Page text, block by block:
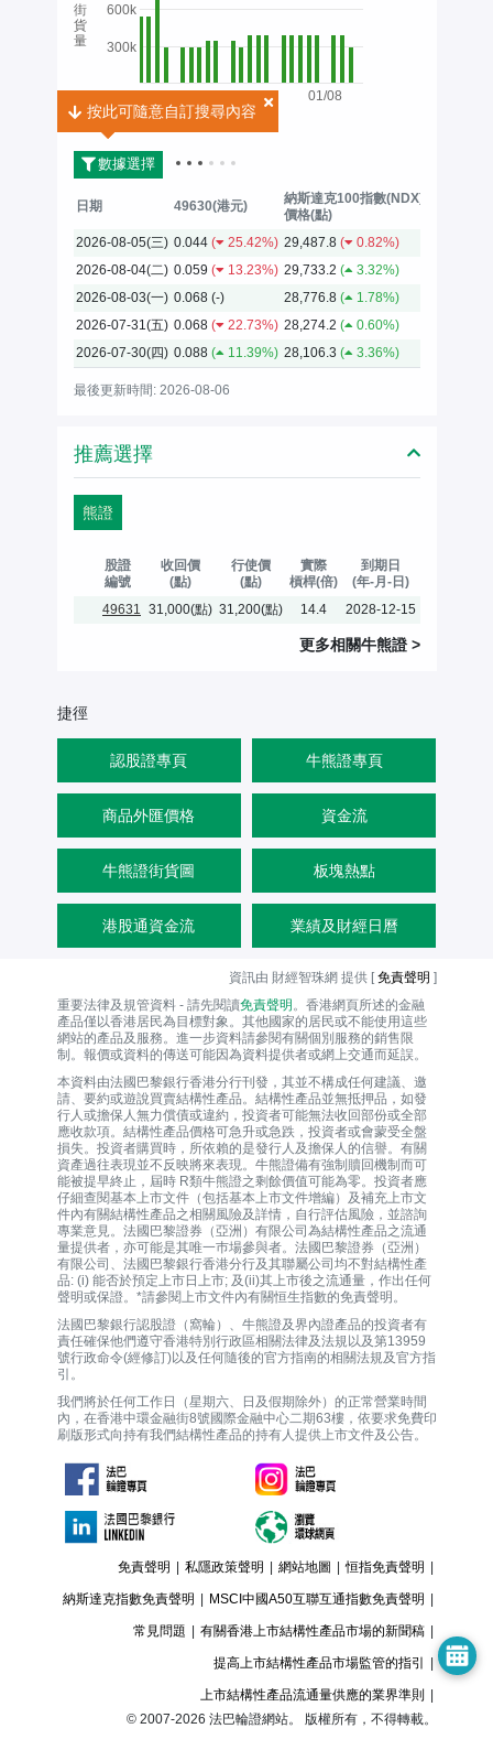
01/08
300k
600k
2026
街
貨
量
數據選擇
按此可隨意自訂搜尋內容
按此可隨意自訂搜尋內容
日期 49630(港元)
納斯達克100指數(NDX)
價格(點)
2026-08-05(三) 0.044 ( 25.42%) 29,487.8 (
0.82%)
2026-08-04(二) 0.059 ( 13.23%) 29,733.2 (
3.32%)
2026-08-03(一) 0.068 (-) 28,776.8 (
1.78%)
2026-07-31(五) 0.068 ( 22.73%) 28,274.2 (
0.60%)
2026-07-30(四) 0.088 ( 11.39%) 28,106.3 ( 3.36%)
最後更新時間: 2026-08-06
推薦選擇
熊證
股證
編號
收回價
(點)
行使價
(點)
實際
槓桿(倍)
到期日
(年-月-日)
49631 31,000(點) 31,200(點) 14.4 2028-12-15
更多相關牛熊證>
捷徑
認股證專頁 牛熊證專頁
商品外匯價格 資金流
牛熊證街貨圖 板塊熱點
港股通資金流 業績及財經日曆
資訊由 財經智珠網 提供 [免責聲明 ]
重要法律及規管資料 - 請先閱讀免責聲明 。香港網頁所述的金融
產品僅以香港居民為目標對象。其他國家的居民或不能使用這些
網站的產品及服務。進一步資料請參閱有關個別服務的銷售限
制。報價或資料的傳送可能因為資料提供者或網上交通而延誤。
本資料由法國巴黎銀行香港分行刊發，其並不構成任何建議、邀
請、要約或遊說買賣結構性產品。結構性產品並無抵押品，如發
行人或擔保人無力償債或違約，投資者可能無法收回部份或全部
應收款項。結構性產品價格可急升或急跌，投資者或會蒙受全盤
損失。投資者購買時，所依賴的是發行人及擔保人的信譽。有關
資產過往表現並不反映將來表現。牛熊證備有強制贖回機制而可
能被提早終止，屆時 R類牛熊證之剩餘價值可能為零。投資者應
仔細查閱基本上市文件（包括基本上市文件增編）及補充上市文
件內有關結構性產品之相關風險及詳情，自行評估風險，並諮詢
專業意見。法國巴黎證券（亞洲）有限公司為結構性產品之流通
量提供者，亦可能是其唯一巿場參與者。法國巴黎證券（亞洲）
有限公司、法國巴黎銀行香港分行及其聯屬公司均不對結構性產
品: (i) 能否於預定上市日上市; 及(ii)其上市後之流通量，作出任何
聲明或保證。*請參閱上市文件內有關恒生指數的免責聲明。
法國巴黎銀行認股證（窩輪）、牛熊證及界內證產品的投資者有
責任確保他們遵守香港特別行政區相關法律及法規以及第13959
號行政命令(經修訂)以及任何隨後的官方指南的相關法規及官方指
引。
我們將於任何工作日（星期六、日及假期除外）的正常營業時間
內，在香港中環金融街8號國際金融中心二期63樓，依要求免費印
刷版形式向持有我們結構性產品的持有人提供上市文件及公告。
免責聲明 私隱政策聲明 網站地圖 恒指免責聲明
納斯達克指數免責聲明 MSCI中國A50互聯互通指數免責聲明
常見問題 有關香港上市結構性產品市場的新聞稿
提高上市結構性產品市場監管的指引
上市結構性產品流通量供應的業界準則
© 2007-2026 法巴輪證網站。 版權所有，不得轉載。